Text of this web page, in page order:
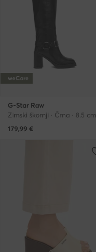
weCare
G-Star Raw
Zimski škornji · Črna · 8.5 cm
179,99 €